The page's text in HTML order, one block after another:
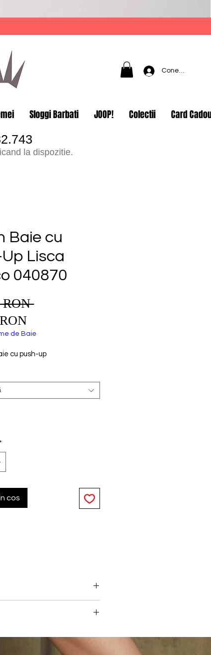
Conectează-
Sloggi Barbati JOOP! Colectii Card
la dispozitie.
Baie cu
Lisca
040870
RON Preț
Preț
redus
de Baie
cu push-up
*
cos